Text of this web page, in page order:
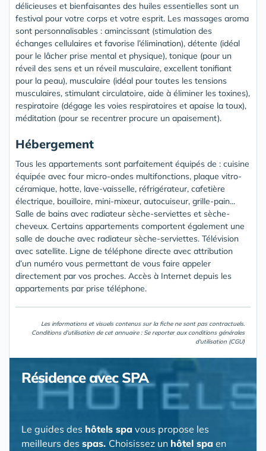
délicieuses et bienfaisantes des huiles essentielles sont un
festival pour votre corps et votre esprit. Les massages aroma
sont personnalisables : amincissant (stimulation des
échanges cellulaires et favorise l’élimination), détente (idéal
pour le lâcher prise mental et physique), tonique (pour un
réveil des sens et un réveil musculaire, excellent tonifiant
pour la peau), musculaire (idéal pour toutes les tensions
musculaires, stimulant circulatoire, aide à éliminer les toxines),
respiratoire (dégage les voies respiratoires et apaise la toux),
méditation (pour se recentrer procure un apaisement).
Hébergement
Tous les appartements sont parfaitement équipés de : cuisine
équipée avec four micro-ondes multifonctions, plaque vitro-
céramique, hotte, lave-vaisselle, réfrigérateur, cafetière
électrique, bouilloire, mini-mixeur, autocuiseur, grille-pain...
Salle de bains avec radiateur sèche-serviettes et sèche-
cheveux. Certains appartements comportent également une
salle de douche avec radiateur sèche-serviettes. Télévision
avec satellite. Ligne de téléphone directe avec attribution
d’un numéro vous permettant de vous faire appeler
directement par vos proches. Accès à Internet depuis les
appartements par prise téléphone.
Les informations et visuels contenus sur la fiche ne sont pas contractuels.
Conditions d'utilisation de cet annuaire : Se reporter aux conditions générales
d'utilisation (CGU)
Résidence avec SPA
Le guides des hôtels spa vous propose les
meilleurs des spas. Choisissez un hôtel spa en